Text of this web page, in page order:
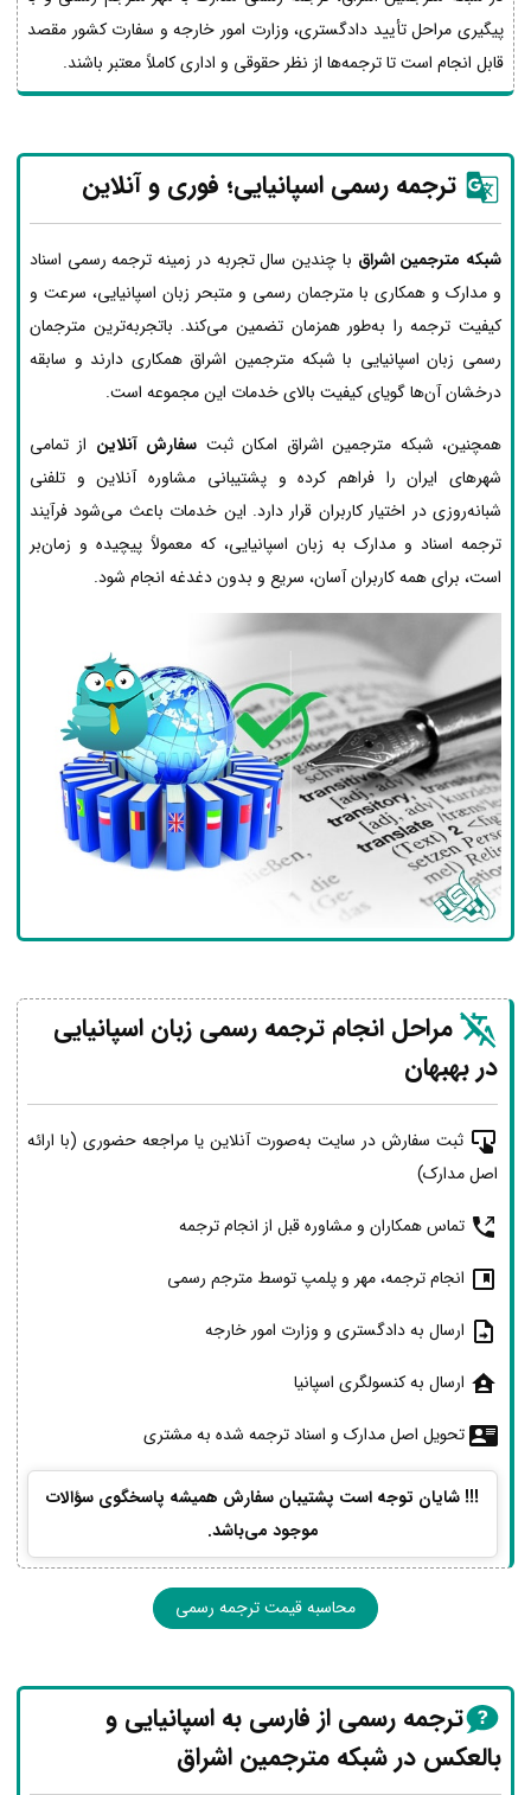
پیگیری مراحل تأیید دادگستری، وزارت امور خارجه و سفارت کشور مقصد
قابل انجام است تا ترجمه‌ها از نظر حقوقی و اداری کاملاً معتبر باشند.
ترجمه رسمی اسپانیایی؛ فوری و آنلاین
شبکه مترجمین اشراق با چندین سال تجربه در زمینه ترجمه رسمی اسناد
و مدارک و همکاری با مترجمان رسمی و متبحر زبان اسپانیایی، سرعت و
کیفیت ترجمه را به‌طور همزمان تضمین می‌کند. باتجربه‌ترین مترجمان
رسمی زبان اسپانیایی با شبکه مترجمین اشراق همکاری دارند و سابقه
درخشان آن‌ها گویای کیفیت بالای خدمات این مجموعه است.
همچنین، شبکه مترجمین اشراق امکان ثبت سفارش آنلاین از تمامی
شهرهای ایران را فراهم کرده و پشتیبانی مشاوره آنلاین و تلفنی
شبانه‌روزی در اختیار کاربران قرار دارد. این خدمات باعث می‌شود فرآیند
ترجمه اسناد و مدارک به زبان اسپانیایی، که معمولاً پیچیده و زمان‌بر
است، برای همه کاربران آسان، سریع و بدون دغدغه انجام شود.
مراحل انجام ترجمه رسمی زبان اسپانیایی
در بهبهان
ثبت سفارش در سایت به‌صورت آنلاین یا مراجعه حضوری (با ارائه
اصل مدارک)
تماس همکاران و مشاوره قبل از انجام ترجمه
انجام ترجمه، مهر و پلمپ توسط مترجم رسمی
ارسال به دادگستری و وزارت امور خارجه
ارسال به کنسولگری اسپانیا
تحویل اصل مدارک و اسناد ترجمه شده به مشتری
!!! شایان توجه است پشتیبان سفارش همیشه پاسخگوی سؤالات
موجود می‌باشد.
محاسبه قیمت ترجمه رسمی
ترجمه رسمی از فارسی به اسپانیایی و
بالعکس در شبکه مترجمین اشراق